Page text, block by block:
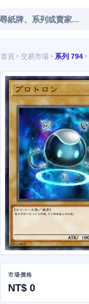
首頁 chevron_right 交易市場 chevron_right 系列 794 chevron_right
市場價格
NT$ 0